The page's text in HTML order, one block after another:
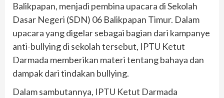
Balikpapan, menjadi pembina upacara di Sekolah
Dasar Negeri (SDN) 06 Balikpapan Timur. Dalam
upacara yang digelar sebagai bagian dari kampanye
anti-bullying di sekolah tersebut, IPTU Ketut
Darmada memberikan materi tentang bahaya dan
dampak dari tindakan bullying.
Dalam sambutannya, IPTU Ketut Darmada